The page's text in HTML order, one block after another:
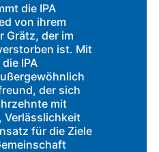
die IPA
von ihrem
Grätz, der im
ist. Mit
IPA
der sich
mit
Verlässlichkeit
für die Ziele